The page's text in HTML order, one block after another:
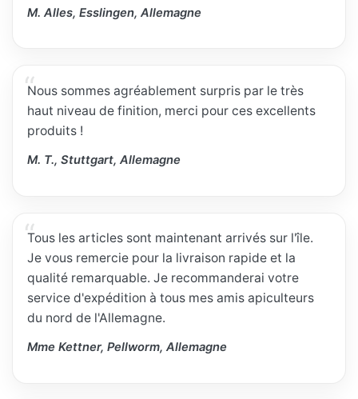
M. Alles, Esslingen, Allemagne
Nous sommes agréablement surpris par le très
haut niveau de finition, merci pour ces excellents
produits !
M. T., Stuttgart, Allemagne
Tous les articles sont maintenant arrivés sur l'île.
Je vous remercie pour la livraison rapide et la
qualité remarquable. Je recommanderai votre
service d'expédition à tous mes amis apiculteurs
du nord de l'Allemagne.
Mme Kettner, Pellworm, Allemagne